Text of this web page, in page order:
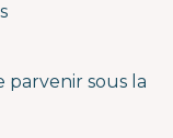
parvenir sous la